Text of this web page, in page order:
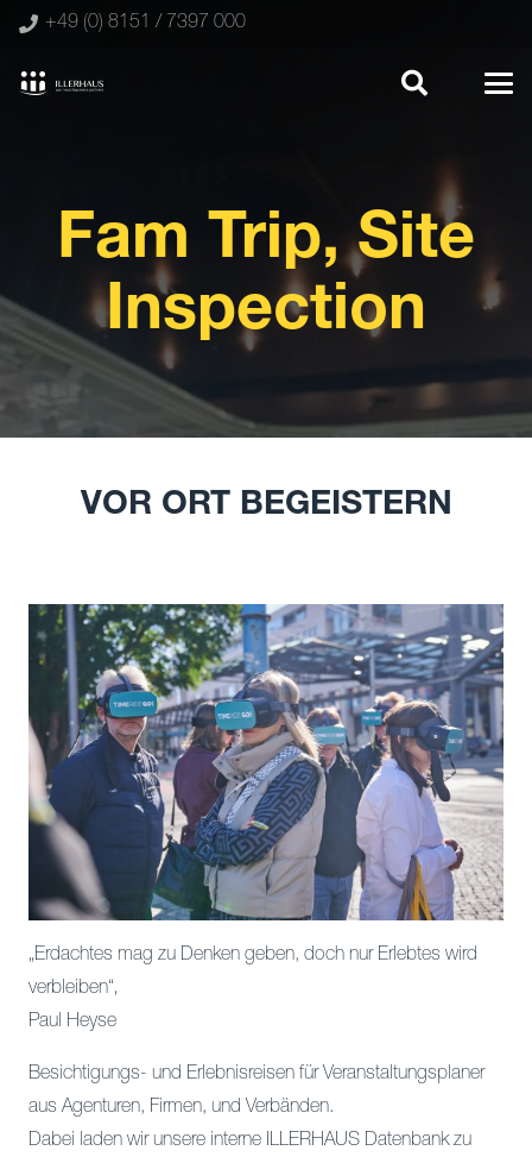
+49 (0) 8151 / 7397 000
Fam Trip, Site
Inspection
VOR ORT BEGEISTERN
„Erdachtes mag zu Denken geben, doch nur Erlebtes wird
verbleiben“‚
Paul Heyse
Besichtigungs- und Erlebnisreisen für Veranstaltungsplaner
aus Agenturen, Firmen, und Verbänden.
Dabei laden wir unsere interne ILLERHAUS Datenbank zu